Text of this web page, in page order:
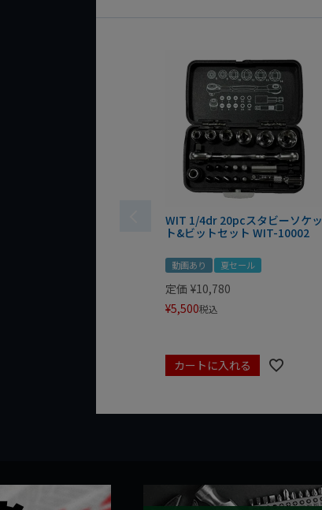
WIT 1/4dr 20pcスタビーソケッ
ト&ビットセット WIT-10002
動画あり 夏セール
定価 ¥10,780
¥5,500税込
カートに入れる